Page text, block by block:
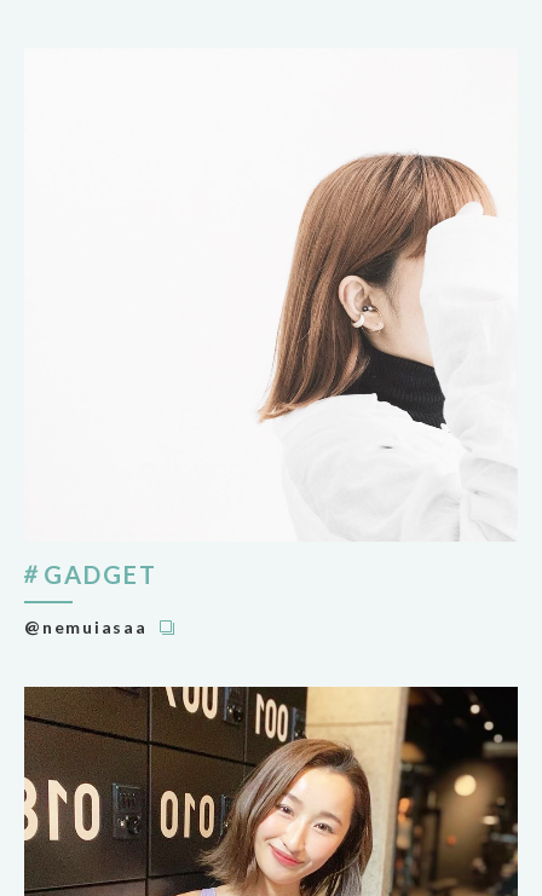
GADGET
@nemuiasaa